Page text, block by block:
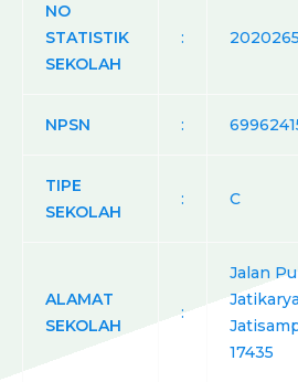
NO
STATISTIK
SEKOLAH
:
NPSN :
TIPE
SEKOLAH
: C
ALAMAT
SEKOLAH
:
Jalan
17435